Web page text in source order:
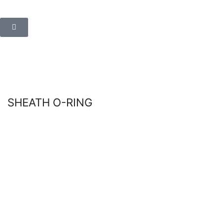
SHEATH O-RING